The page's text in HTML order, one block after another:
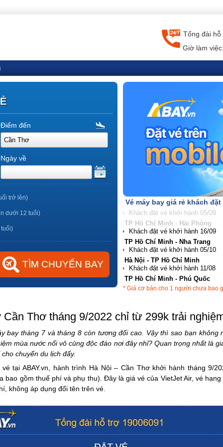
Tổng đài
Giờ làm
Điểm đến
Ngày về
trở lên)
dưới 12 tuổi)
Vé máy bay giá rẻ khách
TP Hồ Chí Minh - Nha Trang
Hà Nội - TP Hồ Chí Minh
TP Hồ Chí Minh - Phú Quốc
Hà Nội - Đà Nẵng
* Giá cơ bản cho 1 người chưa bao
Thơ tháng 9/2022 chỉ từ 299k trải
bay tháng 7 và tháng 8 còn tương đối cao. Vậy thì sao bạn không
mùa nước nổi vô cùng độc đáo nơi đây nhỉ? Quan trọng nhất là
chuyến du lịch đấy.
tại ABAY.vn, hành trình Hà Nội – Cần Thơ khởi hành tháng 9/
bao gồm thuế phí và phụ thu). Đây là giá vé của VietJet Air, vé
không áp dụng đổi tên trên vé.